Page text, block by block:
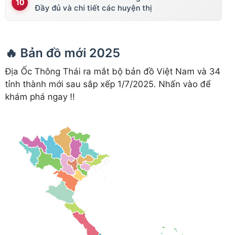
Đầy đủ và chi tiết các huyện thị
🔥 Bản đồ mới 2025
Địa Ốc Thông Thái ra mắt bộ bản đồ Việt Nam và 34
tỉnh thành mới sau sắp xếp 1/7/2025. Nhấn vào để
khám phá ngay !!